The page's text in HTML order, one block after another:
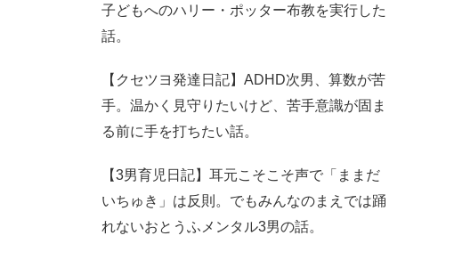
子どもへのハリー・ポッター布教を実行した
話。
【クセツヨ発達日記】ADHD次男、算数が苦
手。温かく見守りたいけど、苦手意識が固ま
る前に手を打ちたい話。
【3男育児日記】耳元こそこそ声で「ままだ
いちゅき」は反則。でもみんなのまえでは踊
れないおとうふメンタル3男の話。